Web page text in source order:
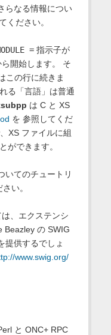
らなる情報につい
ください。
=指示子が
開始します。 そ
この行に続きま
る「言語」は普通
は C と XS
を 参照してくだ
XS ファイルに組
ができます。
いてのチュートリ
い。
、エクステンシ
Beazley の SWIG
提供するでしょ
www.swig.org/
と ONC+ RPC